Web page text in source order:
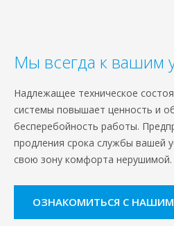
Мы всегда к вашим
Надлежащее техническое
системы повышает ценность и
бесперебойность работы.
продления срока службы вашей
свою зону комфорта нерушимой.
ОЗНАКОМИТЬСЯ С